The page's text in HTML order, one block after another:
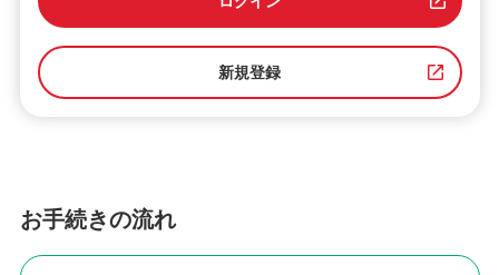
新規登録
お手続きの流れ